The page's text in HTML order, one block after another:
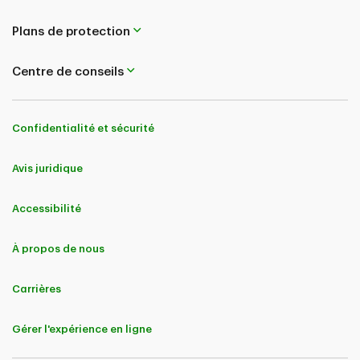
Plans de protection
Centre de conseils
Confidentialité et sécurité
Avis juridique
Accessibilité
À propos de nous
Carrières
Gérer l'expérience en ligne